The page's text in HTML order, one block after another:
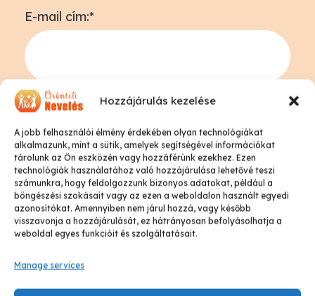
Hozzájárulás kezelése
A jobb felhasználói élmény érdekében olyan technológiákat
alkalmazunk, mint a sütik, amelyek segítségével információkat
tárolunk az Ön eszközén vagy hozzáférünk ezekhez. Ezen
technológiák használatához való hozzájárulása lehetővé teszi
számunkra, hogy feldolgozzunk bizonyos adatokat, például a
böngészési szokásait vagy az ezen a weboldalon használt egyedi
azonosítókat. Amennyiben nem járul hozzá, vagy később
visszavonja a hozzájárulását, ez hátrányosan befolyásolhatja a
weboldal egyes funkcióit és szolgáltatásait.
Manage services
E-mail cím:*
Telefonszám:*
Gyermek vagy gyermekek életkora:*
A megoldásra váró probléma rövid leírása:*